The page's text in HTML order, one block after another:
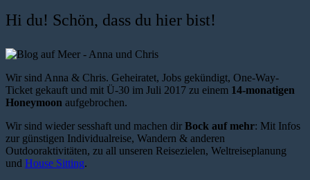
Hi du! Schön, dass du hier bist!
Wir sind Anna & Chris. Geheiratet, Jobs gekündigt, One-Way-
Ticket gekauft und mit Ü-30 im Juli 2017 zu einem 14-monatigen
Honeymoon aufgebrochen.
Wir sind wieder sesshaft und machen dir Bock auf mehr: Mit Infos
zur günstigen Individualreise, Wandern & anderen
Outdooraktivitäten, zu all unseren Reisezielen, Weltreiseplanung
und House Sitting.